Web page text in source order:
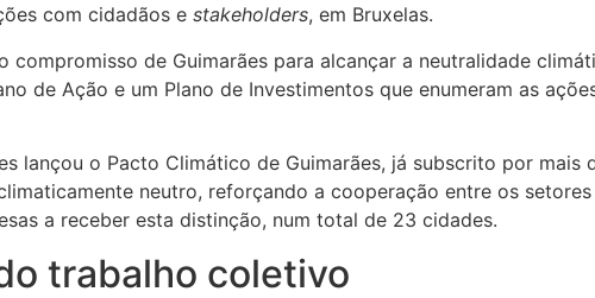
com cidadãos e stakeholders, em Bruxelas.
compromisso de Guimarães para alcançar a neutralidade
de Ação e um Plano de Investimentos que enumeram as
lançou o Pacto Climático de Guimarães, já subscrito por
neutro, reforçando a cooperação entre os
a receber esta distinção, num total de 23 cidades.
trabalho coletivo